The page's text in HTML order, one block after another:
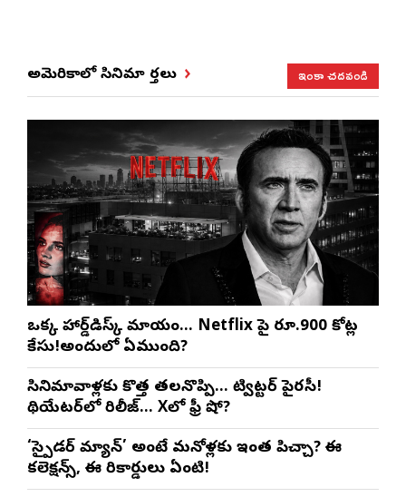
అమెరికాలో సినిమా వార్తలు ఇంకా చదవండి
ఒక్క హార్డ్‌డిస్క్ మాయం… Netflix పై రూ.900 కోట్ల
కేసు!అందులో ఏముంది?
సినిమావాళ్లకు కొత్త తలనొప్పి… ట్విట్టర్ పైరసీ!
థియేటర్‌లో రిలీజ్… Xలో ఫ్రీ షో?
‘స్పైడర్ మ్యాన్’ అంటే మనోళ్లకు ఇంత పిచ్చా? ఈ
కలెక్షన్స్, ఈ రికార్డులు ఏంటి!